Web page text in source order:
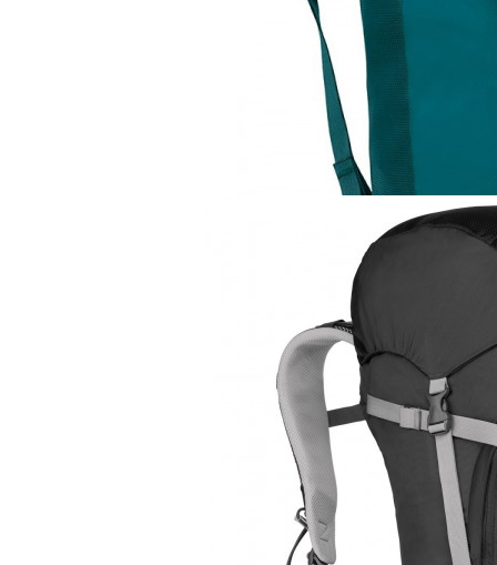
Osprey
13 770 руб